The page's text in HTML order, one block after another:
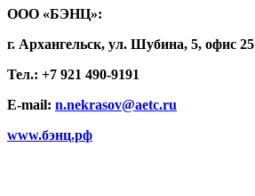
ООО «БЭНЦ»:
г. Архангельск, ул. Шубина, 5, офис 25
Тел.: +7 921 490-9191
E-mail: n.nekrasov@aetc.ru
www.бэнц.рф